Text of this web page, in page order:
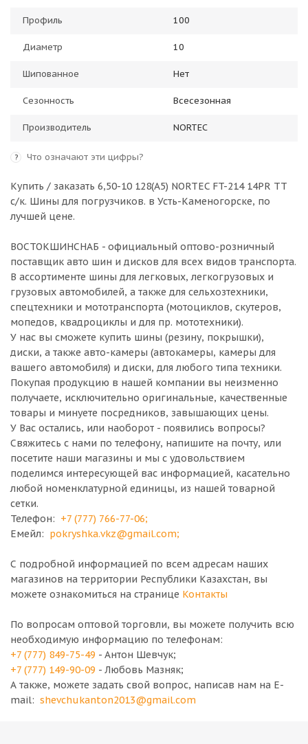
Профиль 100
Диаметр 10
Шипованное Нет
Сезонность Всесезонная
Производитель NORTEC
? Что означают эти цифры?
Купить / заказать 6,50-10 128(А5) NORTEC FT-214 14PR TT
c/к. Шины для погрузчиков. в Усть-Каменогорске, по
лучшей цене.
ВОСТОКШИНСНАБ - официальный оптово-розничный
поставщик авто шин и дисков для всех видов транспорта.
В ассортименте шины для легковых, легкогрузовых и
грузовых автомобилей, а также для сельхозтехники,
спецтехники и мототранспорта (мотоциклов, скутеров,
мопедов, квадроциклы и для пр. мототехники).
У нас вы сможете купить шины (резину, покрышки),
диски, а также авто-камеры (автокамеры, камеры для
вашего автомобиля) и диски, для любого типа техники.
Покупая продукцию в нашей компании вы неизменно
получаете, исключительно оригинальные, качественные
товары и минуете посредников, завышающих цены.
У Вас остались, или наоборот - появились вопросы?
Свяжитесь с нами по телефону, напишите на почту, или
посетите наши магазины и мы с удовольствием
поделимся интересующей вас информацией, касательно
любой номенклатурной единицы, из нашей товарной
сетки.
Телефон: +7 (777) 766-77-06;
Емейл: pokryshka.vkz@gmail.com;
С подробной информацией по всем адресам наших
магазинов на территории Республики Казахстан, вы
можете ознакомиться на странице Контакты
По вопросам оптовой торговли, вы можете получить всю
необходимую информацию по телефонам:
+7 (777) 849-75-49 - Антон Шевчук;
+7 (777) 149-90-09 - Любовь Мазняк;
А также, можете задать свой вопрос, написав нам на E-
mail: shevchukanton2013@gmail.com